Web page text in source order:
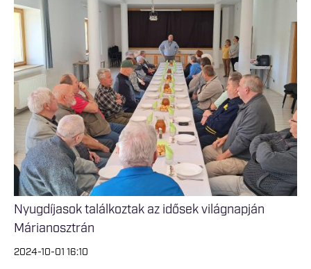
Nyugdíjasok találkoztak az idősek világnapján
Márianosztrán
2024-10-01 16:10